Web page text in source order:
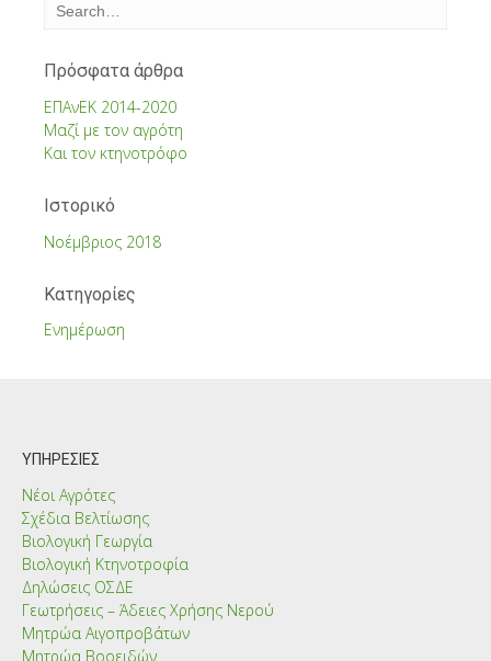
Πρόσφατα άρθρα
ΕΠΑνΕΚ 2014-2020
Μαζί με τον αγρότη
Και τον κτηνοτρόφο
Ιστορικό
Νοέμβριος 2018
Kατηγορίες
Ενημέρωση
ΥΠΗΡΕΣΊΕΣ
Νέοι Αγρότες
Σχέδια Βελτίωσης
Βιολογική Γεωργία
Βιολογική Κτηνοτροφία
Δηλώσεις ΟΣΔΕ
Γεωτρήσεις – Άδειες Χρήσης Νερού
Μητρώα Αιγοπροβάτων
Μητρώα Βοοειδών